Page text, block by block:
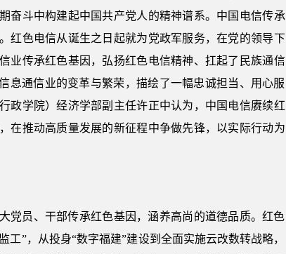
奋斗中构建起中国共产党人的精神谱系。中国电信传承
红色电信从诞生之日起就为党政军服务，在党的领导下
业传承红色基因，弘扬红色电信精神、扛起了民族通信
息通信业的变革与繁荣，描绘了一幅忠诚担当、用心服
政学院）经济学部副主任许正中认为，中国电信赓续红
在推动高质量发展的新征程中争做先锋，以实际行动为
党员、干部传承红色基因，涵养高尚的道德品质。红色
”，从投身“数字福建”建设到全面实施云改数转战略，